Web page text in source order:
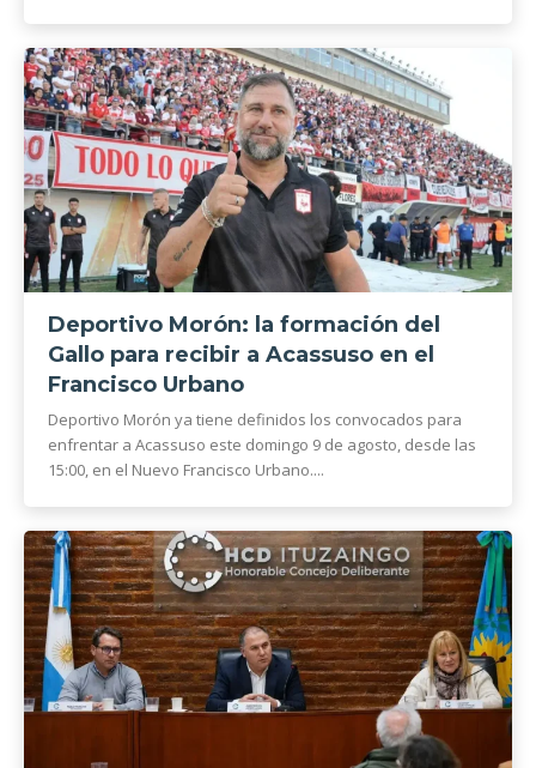
Deportivo Morón: la formación del
Gallo para recibir a Acassuso en el
Francisco Urbano
Deportivo Morón ya tiene definidos los convocados para
enfrentar a Acassuso este domingo 9 de agosto, desde las
15:00, en el Nuevo Francisco Urbano....